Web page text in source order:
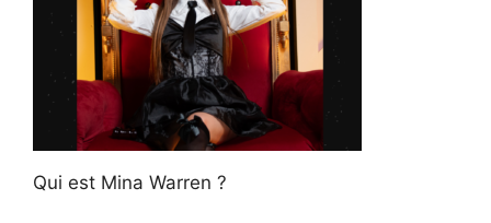
Qui est Mina Warren ?